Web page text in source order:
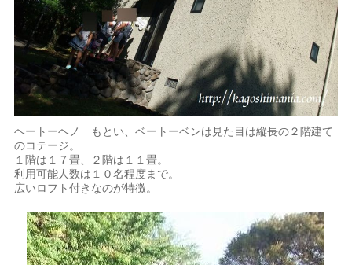
ヘートーヘノ もとい、ベートーベンは見た目は縦長の２階建て
のコテージ。
１階は１７畳、２階は１１畳。
利用可能人数は１０名程度まで。
広いロフト付きなのが特徴。